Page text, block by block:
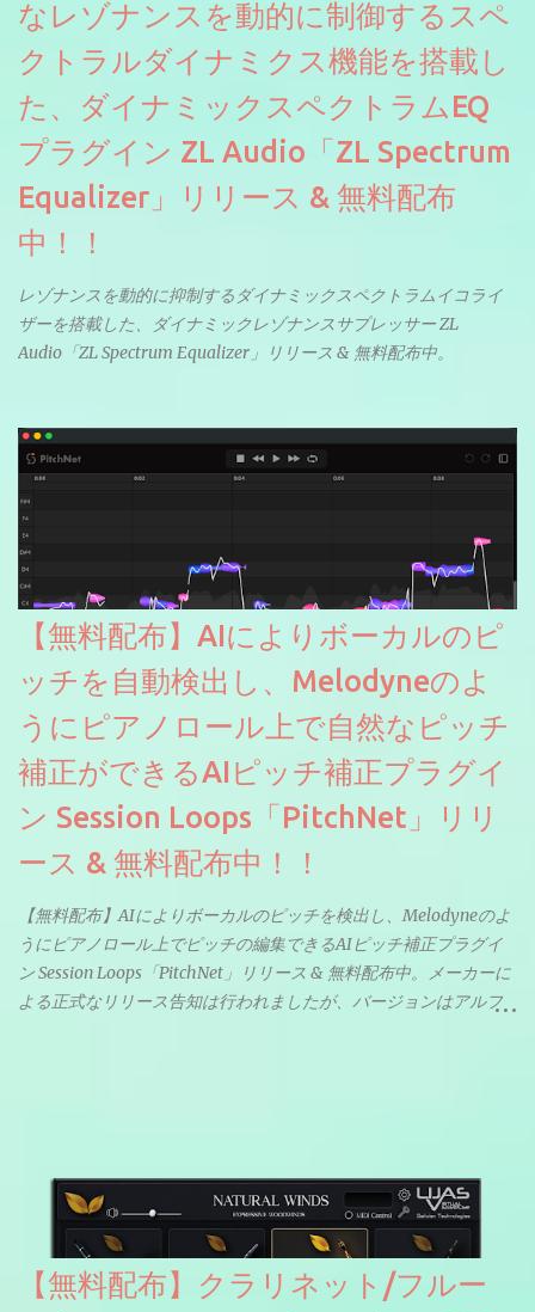
なレゾナンスを動的に制御するスペ
クトラルダイナミクス機能を搭載し
た、ダイナミックスペクトラムEQ
プラグイン ZL Audio「ZL Spectrum
Equalizer」リリース & 無料配布
中！！
レゾナンスを動的に抑制するダイナミックスペクトラムイコライ
ザーを搭載した、ダイナミックレゾナンスサプレッサー ZL
Audio「ZL Spectrum Equalizer」リリース & 無料配布中。
【無料配布】AIによりボーカルのピ
ッチを自動検出し、Melodyneのよ
うにピアノロール上で自然なピッチ
補正ができるAIピッチ補正プラグイ
ン Session Loops「PitchNet」リリ
ース & 無料配布中！！
【無料配布】AIによりボーカルのピッチを検出し、Melodyneのよ
うにピアノロール上でピッチの編集できるAIピッチ補正プラグイ
ン Session Loops「PitchNet」リリース & 無料配布中。メーカーに
よる正式なリリース告知は行われましたが、バージョンはアルフ
ソースを元に設計・改良した製品のようです。
【無料配布】クラリネット/フルー